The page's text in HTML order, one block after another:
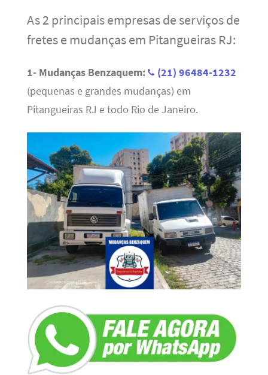
As 2 principais empresas de serviços de
fretes e mudanças em Pitangueiras RJ:
1- Mudanças Benzaquem:
(21) 96484-1232
(pequenas e grandes mudanças) em
Pitangueiras RJ e todo Rio de Janeiro.